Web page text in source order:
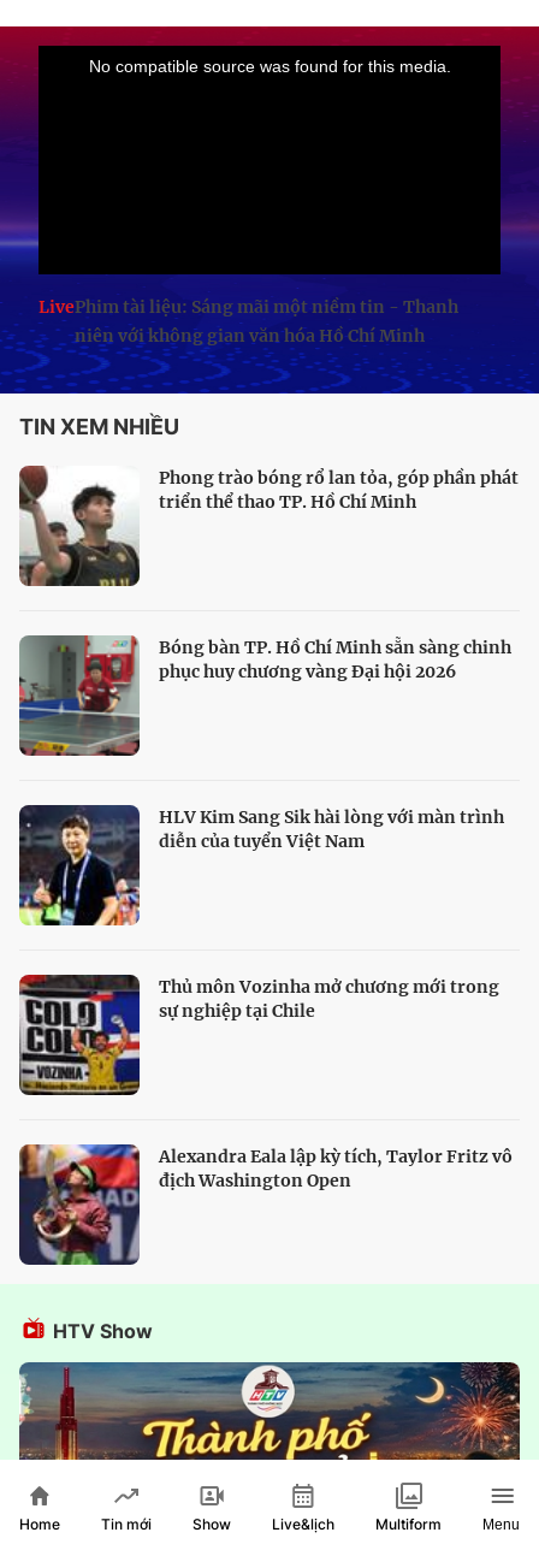
LivePhim tài liệu: Sáng mãi một niềm tin - Thanh
niên với không gian văn hóa Hồ Chí Minh
TIN XEM NHIỀU
Phong trào bóng rổ lan tỏa, góp phần phát
triển thể thao TP. Hồ Chí Minh
Bóng bàn TP. Hồ Chí Minh sẵn sàng chinh
phục huy chương vàng Đại hội 2026
HLV Kim Sang Sik hài lòng với màn trình
diễn của tuyển Việt Nam
Thủ môn Vozinha mở chương mới trong
sự nghiệp tại Chile
Alexandra Eala lập kỳ tích, Taylor Fritz vô
địch Washington Open
HTV Show
Home Tin mới Show Live&lịch Multiform Menu